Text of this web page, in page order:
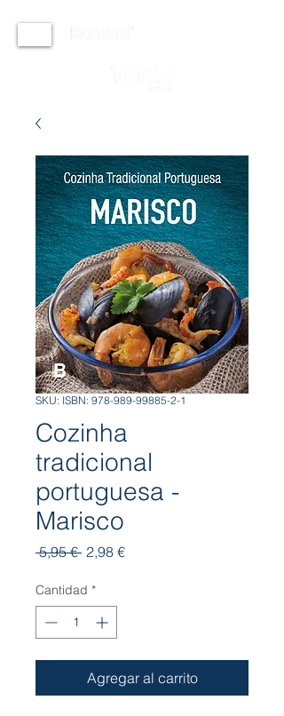
SKU: ISBN: 978-989-99885-2-1
Cozinha
tradicional
portuguesa -
Marisco
5,95 € Precio
2,98 €Precio
Cantidad *
Agregar al carrito